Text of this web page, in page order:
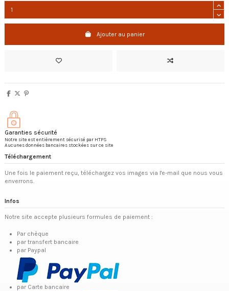
Ajouter au panier
Garanties sécurité
Notre site est entièrement sécurisé par HTPS
Aucunes données bancaires stockées sur ce site
Téléchargement
Une fois le paiement reçu, téléchargez vos images via l'e-mail que nous vous
enverrons.
Infos
Notre site accepte plusieurs formules de paiement :
Par chèque
par transfert bancaire
par Paypal
par Carte bancaire